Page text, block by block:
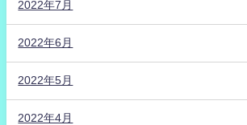
2022年7月
2022年6月
2022年5月
2022年4月